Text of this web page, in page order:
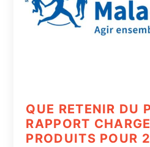
QUE RETENIR DU
RAPPORT
PRODUITS POUR